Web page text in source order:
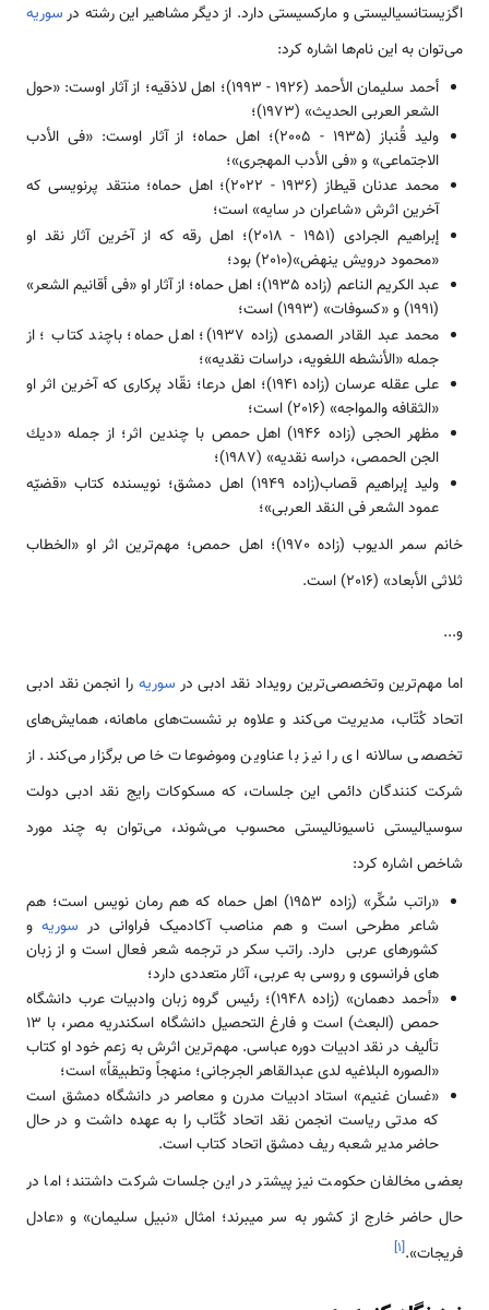
اگزیستانسیالیستی و مارکسیستی دارد. از دیگر مشاهیر این رشته درسوریه
‌‌‌‌‌‌‌می‌توان به این نام­‌‌‌‌ها اشاره کرد:
‌‌‌‌‌‌‌أحمد سلیمان الأحمد (1926 - 1993)؛ اهل لاذقیه؛ از آثار اوست: «حول
الشعر العربی الحدیث» (1973)؛
‌‌‌‌‌‌‌ولید قُنباز (1935 - 2005)؛ اهل حماه؛ از آثار اوست: «فی الأدب
الاجتماعی» و «فی الأدب المهجری»؛
‌‌‌‌‌‌‌محمد عدنان قیطاز (1936 - 2022)؛ اهل حماه؛ منتقد پرنویسی که
آخرین اثرش «شاعران در سایه» ‌‌‌‌‌است؛
‌‌‌‌‌‌‌إبراهیم الجرادی (1951 - 2018)؛ اهل رقه که از آخرین آثار نقد او
«محمود درویش ینهض»(2010) بود؛
‌‌‌‌‌‌‌عبد الكریم الناعم (زاده 1935)؛ اهل حماه؛ از آثار او «فی أقانیم الشعر»
(1991) و «کسوفات» (1993) ‌‌‌‌‌است؛
‌‌‌‌‌‌‌محمد عبد القادر الصمدی (زاده 1937)؛ اهل حماه؛ باچند کتاب ؛ از
جمله «الأنشطه اللغویه، دراسات نقدیه»؛
‌‌‌‌‌‌‌علی عقله عرسان (زاده 1941)؛ اهل درعا؛ نقّاد پرکاری که آخرین اثر او
«الثقافه والمواجه» (2016) ‌‌‌‌‌است؛
‌‌‌‌‌‌‌مظهر الحجی (زاده 1946) اهل حمص با چندین اثر؛ از جمله «دیك
الجن الحمصی، دراسه نقدیه» (1987)؛
‌‌‌‌‌‌‌ولید إبراهیم قصاب(زاده 1949) اهل دمشق؛ نویسنده کتاب «قضیّه
عمود الشعر فی النقد العربی»؛
‌‌‌‌‌‌‌خانم سمر الدیوب (زاده 1970)؛ اهل حمص؛ مهم­‌‌‌‌‌‌‌ترین اثر او «الخطاب
ثلاثی الأبعاد» (2016) ‌‌‌‌‌است.
‌‌‌‌‌‌‌و...
اما مهم­‌‌‌‌‌‌‌ترین وتخصصی­‌‌‌‌‌‌‌ترین رویداد نقد ادبی در سوریه را انجمن نقد ادبی
اتحاد کُتّاب، مدیریت ‌‌‌‌‌‌می‌کند و علاوه بر نشست­‌‌‌‌های ما‌‌‌‌هانه، همایش­‌‌‌‌های
تخصصی سالانه­ ای را نیز با عناوین وموضوعات خاص برگزار ‌‌‌‌‌‌می‌کند. از
شرکت کنندگان دائمی این جلسات، که مسکوکات رایج نقد ادبی دولت
سوسیالیستی ناسیونالیستی محسوب ‌‌‌‌‌‌‌می‌شوند، ‌‌‌‌‌‌‌می‌توان به چند مورد
شاخص اشاره کرد:
‌‌‌‌‌‌‌«راتب سُکِّر» (زاده 1953) اهل حماه که هم رمان نویس ‌‌‌‌‌است؛ هم
شاعر مطرحی ‌‌‌‌‌است و هم مناصب آکادمیک فراوانی در سوریهو
کشور‌‌‌‌های عربی دارد. راتب سکر در ترجمه شعر فعال ‌‌‌‌‌است و از زبان­‌‌‌‌
های فرانسوی و روسی به عربی، آثار متعددی دارد؛
‌‌‌‌‌‌‌«أحمد دهمان» (زاده 1948)؛ رئیس گروه زبان وادبیات عرب دانشگاه
حمص (البعث) ‌‌‌‌‌است و فارغ التحصیل دانشگاه اسکندریه مصر، با 13
تألیف در نقد ادبیات دوره عباسی. مهم­‌‌‌‌‌‌‌ترین اثرش به زعم خود او کتاب
«الصوره البلاغیه لدى عبدالقاهر الجرجانی؛ منهجاً و‏تطبیقاً» ‌‌‌‌‌است؛
‌‌‌‌‌‌‌«غسان غنیم» ‌‌‌‌‌استاد ادبیات مدرن و معاصر در دانشگاه دمشق ‌‌‌‌‌است
که مدتی ریاست انجمن نقد اتحاد کُتّاب را به عهده داشت و در حال
حاضر مدیر شعبه ریف دمشق اتحاد کتاب ‌‌‌‌‌است.
بعضی مخالفان حکومت نیز پیشتر در این جلسات شرکت داشتند؛ اما در
حال حاضر خارج از کشور به سر می­برند؛ امثال «نبیل سلیمان» و «عادل
فریجات».[۱]